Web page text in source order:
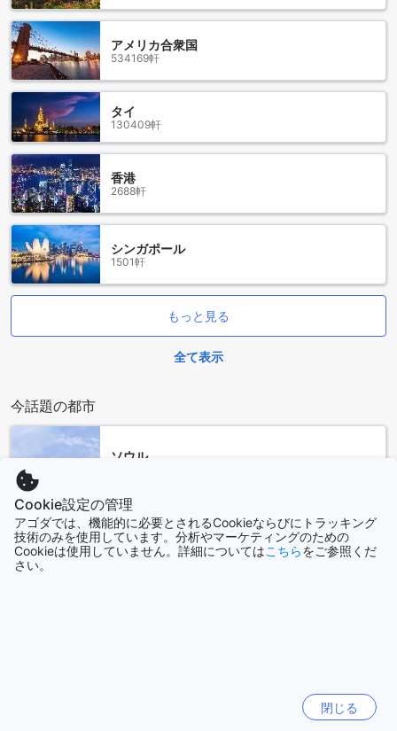
施設
スポット オン 482 ホテル コイヌールでは、快適な滞在を彩
る多彩なエンターテインメント施設をご用意しています。ホ
テルのバーは、リラックスした雰囲気の中で地元のドリンク
や国際的なカクテルを楽しめる場所です。友人や新しい出会
いとともに、素敵なひとときをお過ごしいただけます。 さら
に、共用ラウンジやテレビエリアも充実しており、滞在中の
ひとときをゆったりと過ごすことができます。広々とした空
間では、他のゲストと交流したり、テレビを見ながらリラッ
クスしたりと、自由にお楽しみいただけます。これらの施設
は、居心地の良さと交流の場を提供し、思い出に残る滞在を
サポートします。
便利な設備で快適な滞在をサポート
スポット オン 482 ホテル コイヌールは、ゲストの皆さまに
快適な滞在を提供するため、多彩な便利な設備を完備してい
ます。無料Wi-Fiは全客室だけでなく公共エリアでも利用可能
日のハウスキーピングやランドリーサービスも充実してお
ックイン・チェックアウトを可能にするエクスプレスサービ
スや、荷物の一時預かりも行っており、観光やビジネスのス
ケジュールに合わせて柔軟に対応します。客室サービスも利
用でき、部屋でのくつろぎ時間をさらに充実させることがで
ものにします。
便利な交通施設と駐車場のご案内
スポット オン 482 ホテル コイヌールは、快適な滞在をサポ
ートする充実した交通施設を備えています。敷地内には無料
スポット オン 482 ホテル コイヌールの客室は、快適さと便
利さを兼ね備えた充実の設備を誇ります。エアコン完備によ
アメリカ合衆国
534169軒
タイ
130409軒
香港
2688軒
シンガポール
1501軒
もっと見る
全て表示
今話題の都市
ソウル
済州（チェジュ）
韓国
Cookie設定の管理
アゴダでは、機能的に必要とされるCookieならびにトラッキング
技術のみを使用しています。分析やマーケティングのための
Cookieは使用していません。詳細についてはこちらをご参照くだ
さい。
閉じる